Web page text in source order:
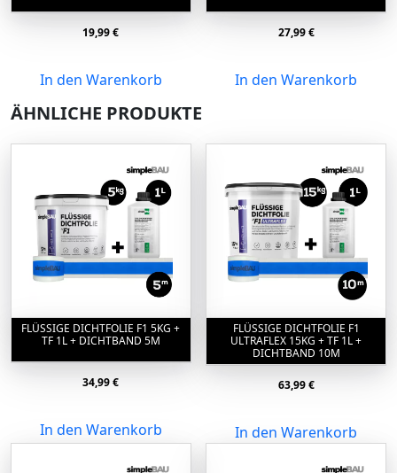
19,99€
In den Warenkorb
27,99€
In den Warenkorb
ÄHNLICHE PRODUKTE
FLÜSSIGE DICHTFOLIE F1 5KG +
TF 1L + DICHTBAND 5M
34,99€
In den Warenkorb
FLÜSSIGE DICHTFOLIE F1
ULTRAFLEX 15KG + TF 1L +
DICHTBAND 10M
63,99€
In den Warenkorb